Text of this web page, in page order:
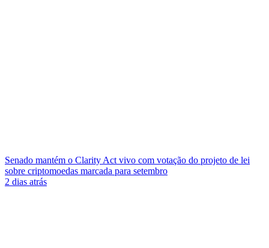
Senado mantém o Clarity Act vivo com votação do projeto de lei
sobre criptomoedas marcada para setembro
2 dias atrás